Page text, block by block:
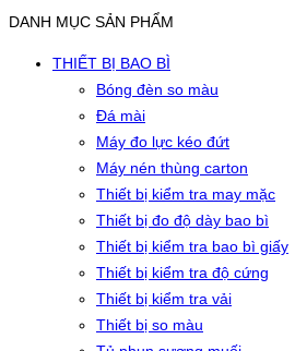
DANH MỤC SẢN PHẨM
THIẾT BỊ BAO BÌ
Bóng đèn so màu
Đá mài
Máy đo lực kéo đứt
Máy nén thùng carton
Thiết bị kiểm tra may mặc
Thiết bị đo độ dày bao bì
Thiết bị kiểm tra bao bì giấy
Thiết bị kiểm tra độ cứng
Thiết bị kiểm tra vải
Thiết bị so màu